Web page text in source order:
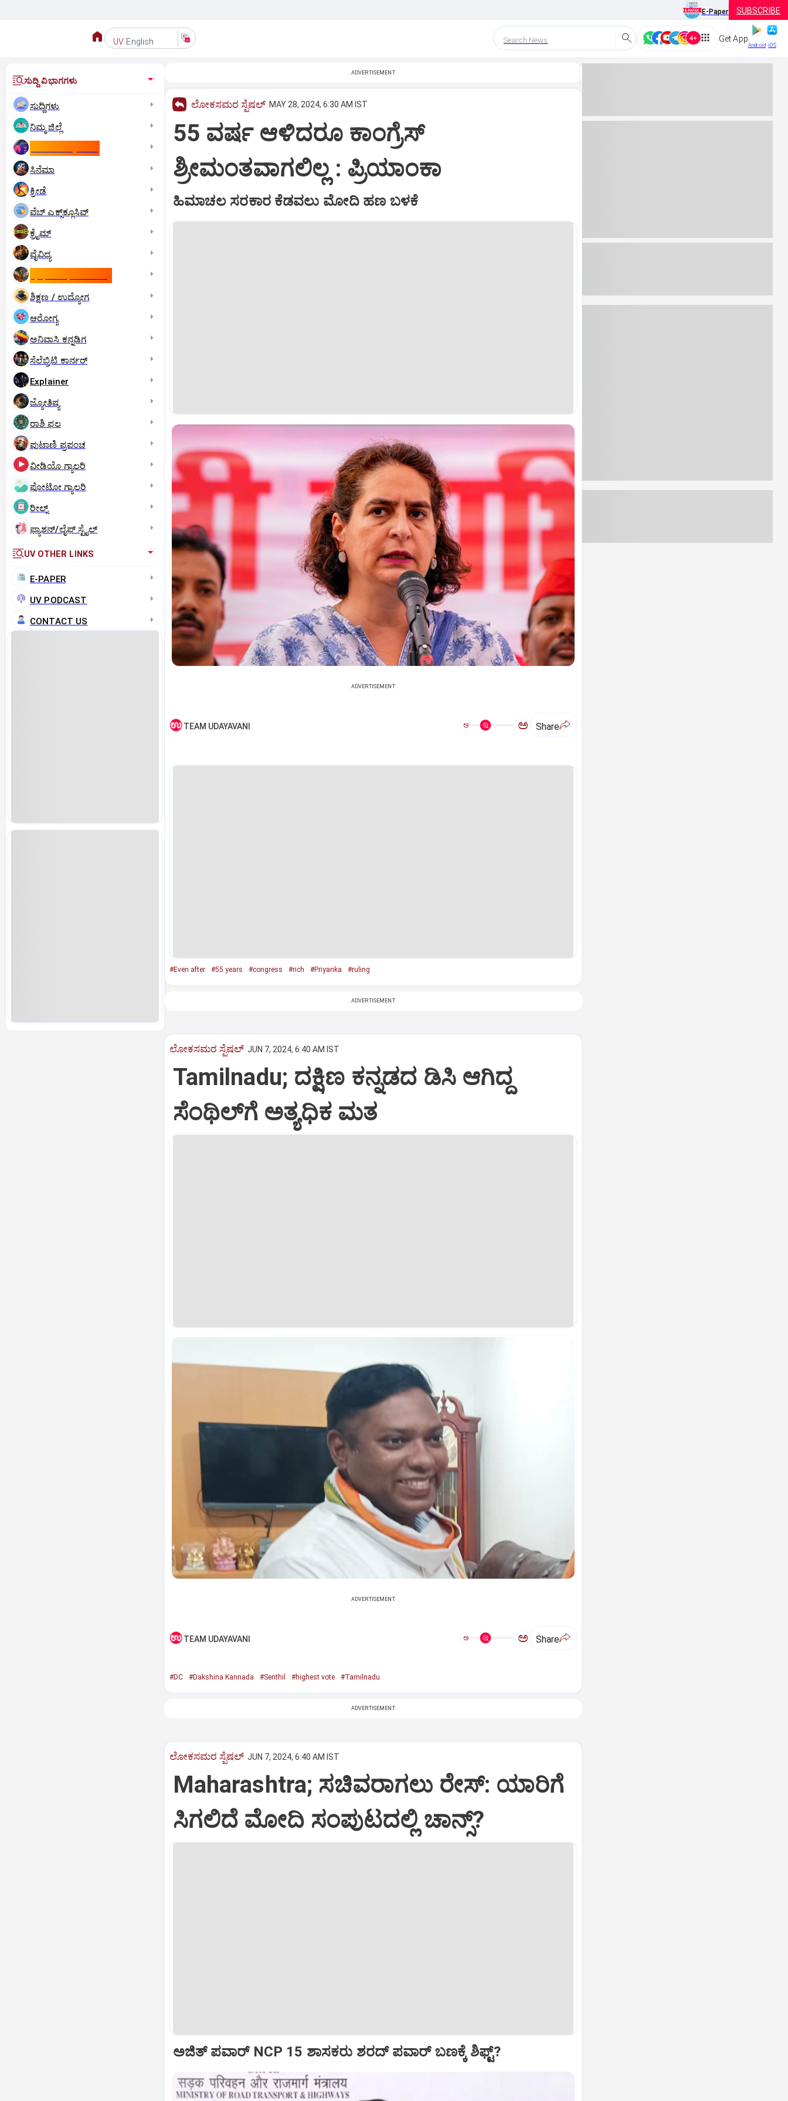
E-Paper SUBSCRIBE
UV English Search News Get App
Android iOS
ಸುದ್ದಿ ವಿಭಾಗಗಳು
ಸುದ್ದಿಗಳು
ನಿಮ್ಮ ಜಿಲ್ಲೆ
ಸಿನೆಮಾ
ಕ್ರೀಡೆ
ವೆಬ್ ಎಕ್ಸ್‌ಕ್ಲೂಸಿವ್
ಕ್ರೈಮ್
ವೈವಿಧ್ಯ
ಶಿಕ್ಷಣ / ಉದ್ಯೋಗ
ಆರೋಗ್ಯ
ಅನಿವಾಸಿ ಕನ್ನಡಿಗ
ಸೆಲೆಬ್ರಿಟಿ ಕಾರ್ನರ್‌
Explainer
ಜ್ಯೋತಿಷ್ಯ
ರಾಶಿ ಫಲ
ಪುಟಾಣಿ ಪ್ರಪಂಚ
ವೀಡಿಯೊ ಗ್ಯಾಲರಿ
ಫೋಟೋ ಗ್ಯಾಲರಿ
ರೀಲ್ಸ್
ಫ್ಯಾಶನ್/ಲೈಫ್‌ ಸ್ಟೈಲ್
UV OTHER LINKS
E-PAPER
UV PODCAST
CONTACT US
ADVERTISEMENT
ಲೋಕಸಮರ ಸ್ಪೆಷಲ್‌ MAY 28, 2024, 6:30 AM IST
55 ವರ್ಷ ಆಳಿದರೂ ಕಾಂಗ್ರೆಸ್‌
ಶ್ರೀಮಂತವಾಗಲಿಲ್ಲ : ಪ್ರಿಯಾಂಕಾ
ಹಿಮಾಚಲ ಸರಕಾರ ಕೆಡವಲು ಮೋದಿ ಹಣ ಬಳಕೆ
ADVERTISEMENT
TEAM UDAYAVANI ಅ ಅ Share
#Even after #55 years #congress #rich #Priyanka #ruling
ADVERTISEMENT
ಲೋಕಸಮರ ಸ್ಪೆಷಲ್‌ JUN 7, 2024, 6:40 AM IST
Tamilnadu; ದಕ್ಷಿಣ ಕನ್ನಡದ ಡಿಸಿ ಆಗಿದ್ದ
ಸೆಂಥಿಲ್‌ಗೆ ಅತ್ಯಧಿಕ ಮತ
ADVERTISEMENT
TEAM UDAYAVANI ಅ ಅ Share
#DC #Dakshina Kannada #Senthil #highest vote #Tamilnadu
ADVERTISEMENT
ಲೋಕಸಮರ ಸ್ಪೆಷಲ್‌ JUN 7, 2024, 6:40 AM IST
Maharashtra; ಸಚಿವರಾಗಲು ರೇಸ್‌: ಯಾರಿಗೆ
ಸಿಗಲಿದೆ ಮೋದಿ ಸಂಪುಟದಲ್ಲಿ ಚಾನ್ಸ್‌?
ಅಜಿತ್‌ ಪವಾರ್‌ NCP 15 ಶಾಸಕರು ಶರದ್‌ ಪವಾರ್‌ ಬಣಕ್ಕೆ ಶಿಫ್ಟ್?